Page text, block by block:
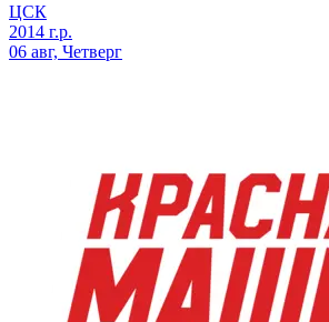
ЦСК
2014 г.р.
06 авг, Четверг